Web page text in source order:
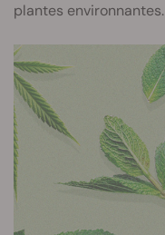
plantes environnantes.